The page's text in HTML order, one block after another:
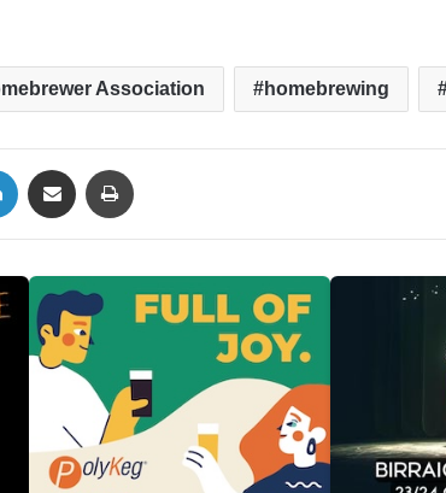
Association homebrewing
LinkedIn Condividi via mail